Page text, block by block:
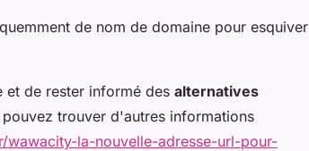
de nom de domaine pour esquiver
et de rester informé des alternatives
trouver d'autres informations
wawacity-la-nouvelle-adresse-url-pour-